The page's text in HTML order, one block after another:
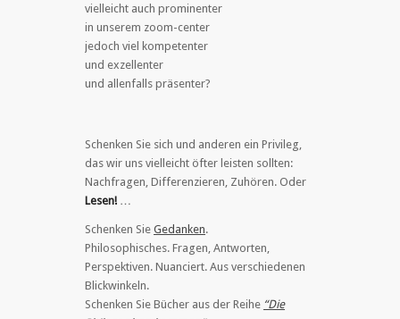
vielleicht auch prominenter
in unserem zoom-center
jedoch viel kompetenter
und exzellenter
und allenfalls präsenter?
Schenken Sie sich und anderen ein Privileg,
das wir uns vielleicht öfter leisten sollten:
Nachfragen, Differenzieren, Zuhören. Oder
Lesen! …
Schenken Sie Gedanken.
Philosophisches. Fragen, Antworten,
Perspektiven. Nuanciert. Aus verschiedenen
Blickwinkeln.
Schenken Sie Bücher aus der Reihe “Die